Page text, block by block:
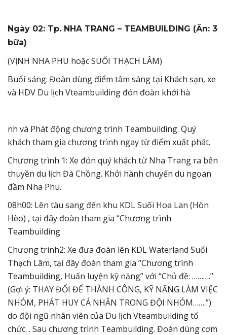
Ngày 02: Tp. NHA TRANG – TEAMBUILDING (Ăn: 3
bữa)
(VỊNH NHA PHU hoặc SUỐI THẠCH LÂM)
Buổi sáng: Đoàn dùng điểm tâm sáng tại Khách sạn, xe
và HDV Du lịch Vteambuilding đón đoàn khởi hà
nh và Phát động chương trình Teambuilding. Quý
khách tham gia chương trình ngay từ điểm xuất phát.
Chương trình 1: Xe đón quý khách từ Nha Trang ra bến
thuyền du lịch Đá Chồng. Khởi hành chuyến du ngọan
đầm Nha Phu.
08h00: Lên tàu sang đến khu KDL Suối Hoa Lan (Hòn
Hèo) , tại đây đoàn tham gia “Chương trình
Teambuilding
Chương trinh2: Xe đưa đoàn lên KDL Waterland Suối
Thạch Lâm, tại đây đoàn tham gia “Chương trình
Teambuilding, Huấn luyện kỹ năng” với “Chủ đề: ……….”
(Gợi ý: THAY ĐỔI ĐỂ THÀNH CÔNG, KỸ NĂNG LÀM VIỆC
NHÓM, PHÁT HUY CÁ NHÂN TRONG ĐỘI NHÓM…….”)
do đội ngũ nhân viên của Du lịch Vteambuilding tổ
chức. . Sau chương trình Teambuilding. Đoàn dùng cơm